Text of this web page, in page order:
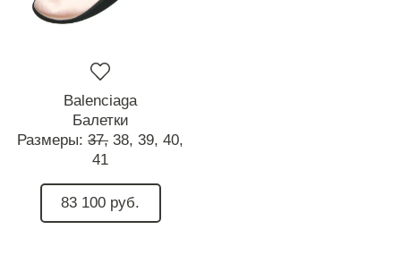
Balenciaga
Балетки
Размеры: 37, 38, 39, 40,
41
83 100 руб.